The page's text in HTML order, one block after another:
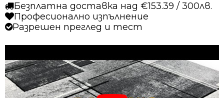
Безплатна доставка над €153.39 / 300лв.
Професионално изпълнение
Разрешен преглед и тест